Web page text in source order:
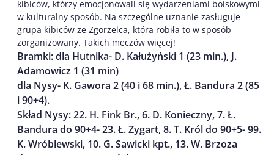
kibiców, którzy emocjonowali się wydarzeniami boiskowymi
w kulturalny sposób. Na szczególne uznanie zasługuje
grupa kibiców ze Zgorzelca, która robiła to w sposób
zorganizowany. Takich meczów więcej!
Bramki: dla Hutnika- D. Kałużyński 1 (23 min.), J.
Adamowicz 1 (31 min)
dla Nysy- K. Gawora 2 (40 i 68 min.), Ł. Bandura 2 (85
i 90+4).
Skład Nysy: 22. H. Fink Br., 6. D. Konieczny, 7. Ł.
Bandura do 90+4- 23. Ł. Zygart, 8. T. Król do 90+5- 99.
K. Wróblewski, 10. G. Sawicki kpt., 13. W. Brzoza